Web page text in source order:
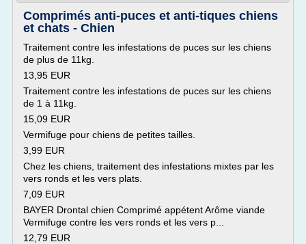
Comprimés anti-puces et anti-tiques chiens
et chats - Chien
Traitement contre les infestations de puces sur les chiens
de plus de 11kg.
13,95 EUR
Traitement contre les infestations de puces sur les chiens
de 1 à 11kg.
15,09 EUR
Vermifuge pour chiens de petites tailles.
3,99 EUR
Chez les chiens, traitement des infestations mixtes par les
vers ronds et les vers plats.
7,09 EUR
BAYER Drontal chien Comprimé appétent Arôme viande
Vermifuge contre les vers ronds et les vers p...
12,79 EUR